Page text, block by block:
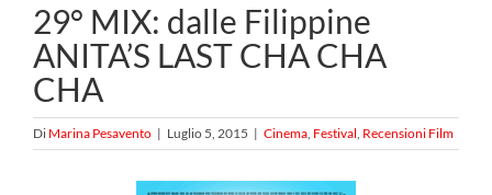
29° MIX: dalle Filippine
ANITA’S LAST CHA CHA
CHA
Di Marina Pesavento | Luglio 5, 2015 | Cinema, Festival, Recensioni Film